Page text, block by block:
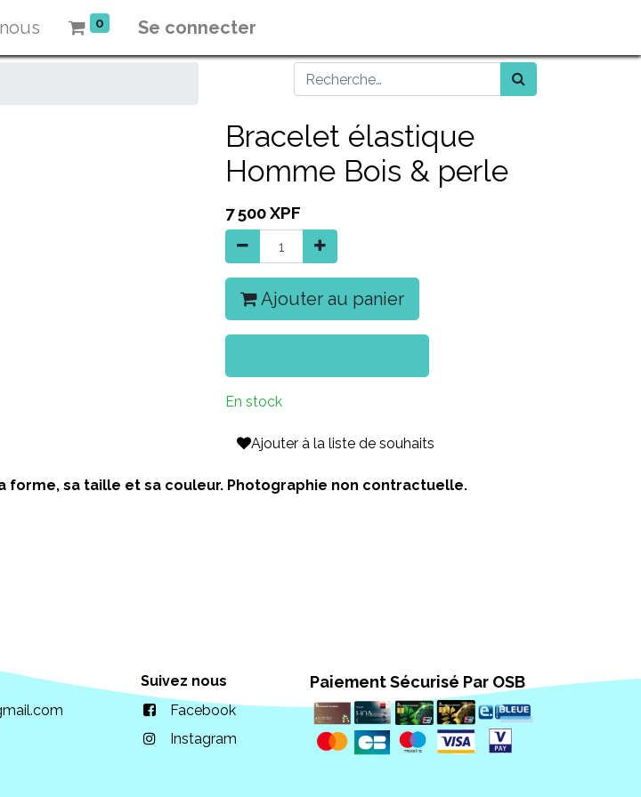
0 Se connecter
Bracelet élastique
Homme Bois & perle
7 500XPF
Ajouter au panier
En stock
Ajouter à la liste de souhaits
forme, sa taille et sa couleur. Photographie non contractuelle.
Suivez nous
Facebook
Instagram
Paiement Sécurisé Par OSB